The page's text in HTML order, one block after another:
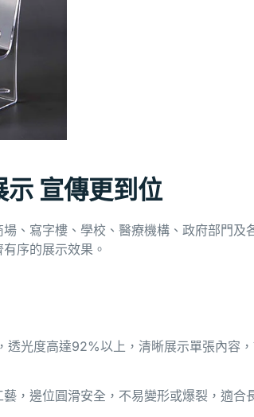
宣傳更到位
場、寫字樓、學校、醫療機構、政府部門
序的展示效果。
光度高達92%以上，清晰展示單張內容，
，邊位圓滑安全，不易變形或爆裂，適合